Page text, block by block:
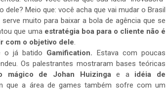
Meio que: você acha que vai mudar o Brasil
muito para baixar a bola de agência que se
que umaestratégia boa para o cliente não é
com o objetivo dele.
o já batido Gamification. Estava com poucas
Os palestrantes mostraram bases teóricas
mágico de Johan Huizingae a idéia de
que a área de games também sofre com um